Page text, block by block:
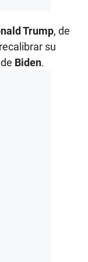
Trump, de
su
Biden.